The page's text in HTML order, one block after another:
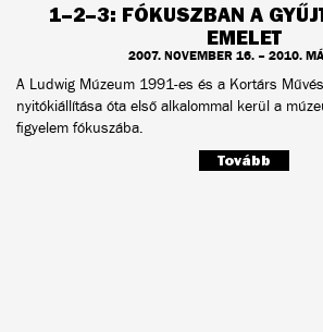
1–2–3: FÓKUSZBAN A
EMELET
2007. NOVEMBER 16. – 2010.
A Ludwig Múzeum 1991-es és a Kortárs
nyitókiállítása óta első alkalommal kerül a
figyelem fókuszába.
Tovább